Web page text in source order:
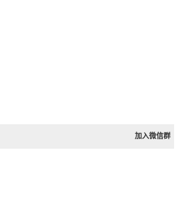
加入微信群